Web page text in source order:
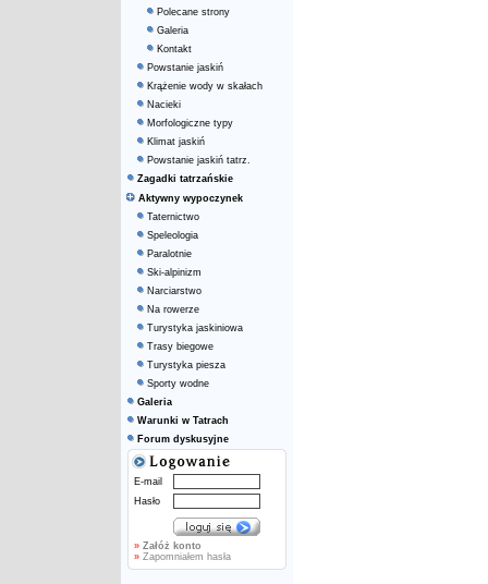
Polecane strony
Galeria
Kontakt
Powstanie jaskiń
Krążenie wody w skałach
Nacieki
Morfologiczne typy
Klimat jaskiń
Powstanie jaskiń tatrz.
Zagadki tatrzańskie
Aktywny wypoczynek
Taternictwo
Speleologia
Paralotnie
Ski-alpinizm
Narciarstwo
Na rowerze
Turystyka jaskiniowa
Trasy biegowe
Turystyka piesza
Sporty wodne
Galeria
Warunki w Tatrach
Forum dyskusyjne
E-mail
Hasło
» Załóż konto
» Zapomniałem hasła